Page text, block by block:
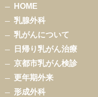
HOME
乳腺外科
乳がんについて
日帰り乳がん治療
京都市乳がん検診
更年期外来
形成外科